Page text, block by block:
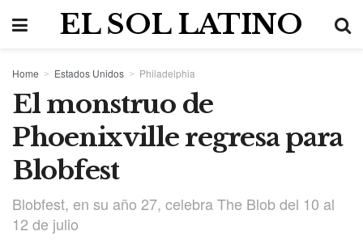
EL SOL LATINO
Home Estados Unidos Philadelphia
El monstruo de
Phoenixville regresa para
Blobfest
Blobfest, en su año 27, celebra The Blob del 10 al
12 de julio